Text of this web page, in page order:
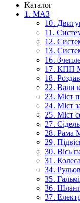
Каталог
1. МАЗ
10.
11.
12.
13.
16.
17. КПП
18.
22. Вали
23. Міст
24. Міст
25. Міст
27.
28. Рама
29.
30. Вісь
31.
34.
35.
36.
37.